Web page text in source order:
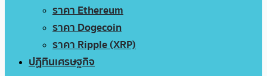
ราคา Ethereum
ราคา Dogecoin
ราคา Ripple (XRP)
ปฏิทินเศรษฐกิจ